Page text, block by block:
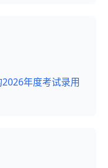
年度考试录用